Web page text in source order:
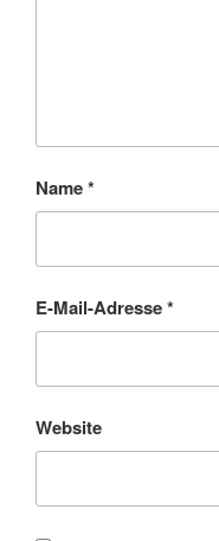
Name*
E-Mail-Adresse*
Website